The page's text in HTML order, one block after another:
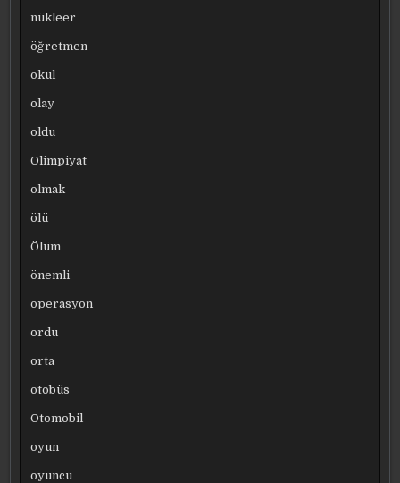
nükleer
öğretmen
okul
olay
oldu
Olimpiyat
olmak
ölü
Ölüm
önemli
operasyon
ordu
orta
otobüs
Otomobil
oyun
oyuncu